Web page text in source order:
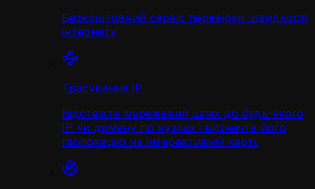
Безкоштовний сервіс перевірки швидкості
інтернету
Трасування IP
Відстежте мережевий шлях до будь-якого
IP чи домену по вузлах і визначте його
геолокацію на інтерактивній карті.